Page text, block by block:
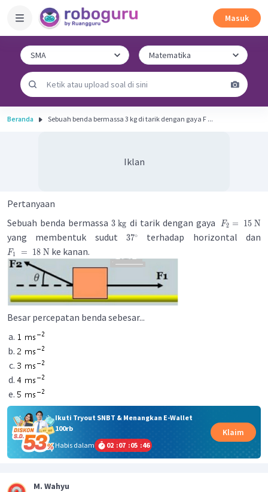
Masuk
Beranda Sebuah benda bermassa 3 kg di tarik dengan gaya F ...
Iklan
Pertanyaan
Sebuah benda bermassa3 kg di tarik dengan gaya F2 = 15 N
yang membentuk sudut 37∘ terhadap horizontal dan
F1 = 18 N ke kanan.
Besar percepatan benda sebesar...
Ikuti Tryout SNBT & Menangkan E-Wallet
100rb
Habis dalam
02 :07 :05 :46
Klaim
M. Wahyu